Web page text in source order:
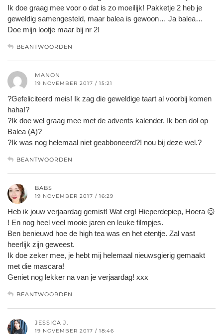
Ik doe graag mee voor o dat is zo moeilijk! Pakketje 2 heb je
geweldig samengesteld, maar balea is gewoon… Ja balea…
Doe mijn lootje maar bij nr 2!
BEANTWOORDEN
MANON
19 NOVEMBER 2017 / 15:21
?Gefeliciteerd meis! Ik zag die geweldige taart al voorbij komen
haha!?
?Ik doe wel graag mee met de advents kalender. Ik ben dol op
Balea (A)?
?Ik was nog helemaal niet geabboneerd?! nou bij deze wel.?
BEANTWOORDEN
BABS
19 NOVEMBER 2017 / 16:29
Heb ik jouw verjaardag gemist! Wat erg! Hieperdepiep, Hoera 😉
! En nog heel veel mooie jaren en leuke filmpjes.
Ben benieuwd hoe de high tea was en het etentje. Zal vast
heerlijk zijn geweest.
Ik doe zeker mee, je hebt mij helemaal nieuwsgierig gemaakt
met die mascara!
Geniet nog lekker na van je verjaardag! xxx
BEANTWOORDEN
JESSICA J.
19 NOVEMBER 2017 / 18:46